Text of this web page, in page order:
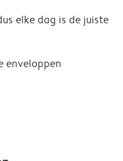
elke dag is de juiste
enveloppen